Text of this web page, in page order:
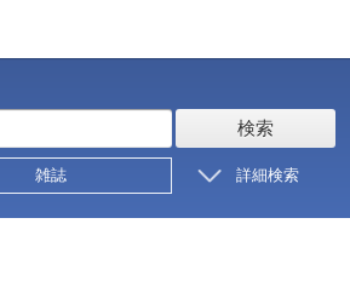
検索
雑誌 詳細検索